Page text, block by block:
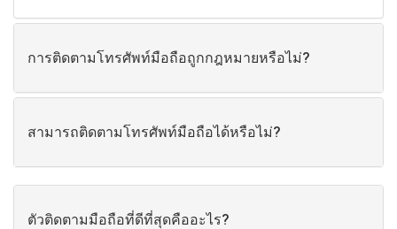
การติดตามโทรศัพท์มือถือถูกกฎหมายหรือไม่?
สามารถติดตามโทรศัพท์มือถือได้หรือไม่?
ตัวติดตามมือถือที่ดีที่สุดคืออะไร?